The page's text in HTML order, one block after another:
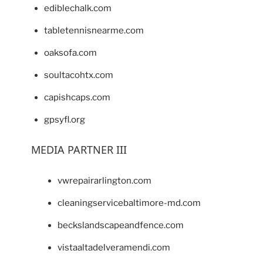
ediblechalk.com
tabletennisnearme.com
oaksofa.com
soultacohtx.com
capishcaps.com
gpsyfl.org
MEDIA PARTNER III
vwrepairarlington.com
cleaningservicebaltimore-md.com
beckslandscapeandfence.com
vistaaltadelveramendi.com